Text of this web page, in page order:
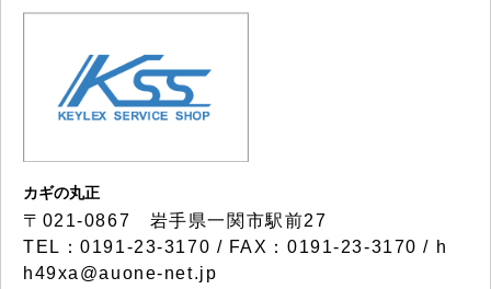
カギの丸正
〒021-0867 岩手県一関市駅前27
TEL：0191-23-3170 / FAX：0191-23-3170 / h
h49xa@auone-net.jp